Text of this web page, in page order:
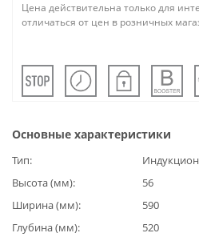
Цена действительна только для
отличаться от цен в розничных
Основные характеристики
Тип
Высота (мм)
56
Ширина (мм)
590
Глубина (мм)
520